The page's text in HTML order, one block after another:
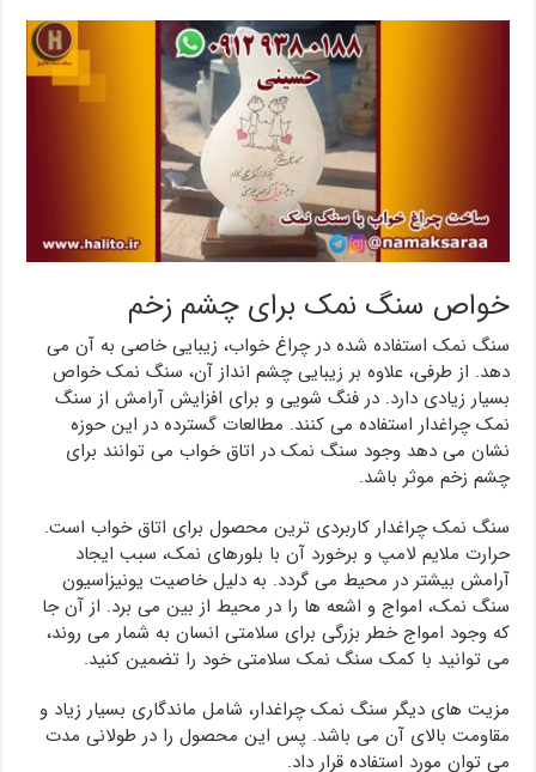
خواص سنگ نمک برای چشم زخم
سنگ نمک استفاده شده در چراغ خواب، زیبایی خاصی به آن می
دهد. از طرفی، علاوه بر زیبایی چشم انداز آن، سنگ نمک خواص
بسیار زیادی دارد. در فنگ شویی و برای افزایش آرامش از سنگ
نمک چراغدار استفاده می کنند. مطالعات گسترده در این حوزه
نشان می دهد وجود سنگ نمک در اتاق خواب می توانند برای
چشم زخم موثر باشد.
سنگ نمک چراغدار کاربردی ترین محصول برای اتاق خواب است.
حرارت ملایم لامپ و برخورد آن با بلورهای نمک، سبب ایجاد
آرامش بیشتر در محیط می گردد. به دلیل خاصیت یونیزاسیون
سنگ نمک، امواج و اشعه ها را در محیط از بین می برد. از آن جا
که وجود امواج خطر بزرگی برای سلامتی انسان به شمار می روند،
می توانید با کمک سنگ نمک سلامتی خود را تضمین کنید.
مزیت های دیگر سنگ نمک چراغدار، شامل ماندگاری بسیار زیاد و
مقاومت بالای آن می باشد. پس این محصول را در طولانی مدت
می توان مورد استفاده قرار داد.